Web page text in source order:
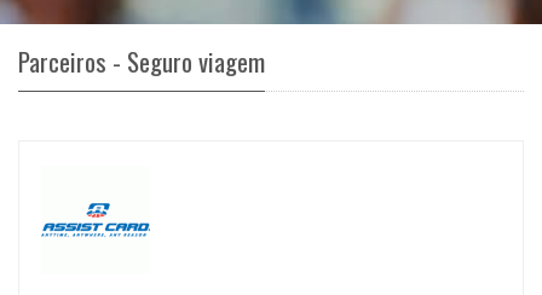
Parceiros - Seguro viagem